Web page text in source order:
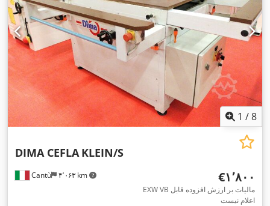
1 /8
Cantù ۴٬۰۶۳ km
DIMA CEFLA KLEIN/S
‎€۱٬۸۰۰
EXW VB مالیات بر ارزش افزوده قابل
اعلام نیست